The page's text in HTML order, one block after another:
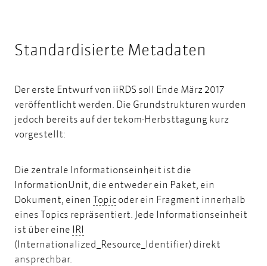
Standardisierte Metadaten
Der erste Entwurf von iiRDS soll Ende März 2017
veröffentlicht werden. Die Grundstrukturen wurden
jedoch bereits auf der tekom-Herbsttagung kurz
vorgestellt:
Die zentrale Informationseinheit ist die
InformationUnit, die entweder ein Paket, ein
Dokument, einen TopicTopic
oder ein Fragment innerhalb
eines Topics repräsentiert. Jede Informationseinheit
ist über eine IRI
(Internationalized_Resource_Identifier) direkt
ansprechbar.